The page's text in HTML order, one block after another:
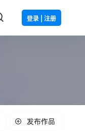
登录 | 注册
发布作品